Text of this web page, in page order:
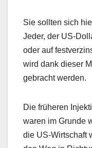
Sie sollten sich
Jeder, der US-
oder auf
wird dank dieser
gebracht werden.
Die früheren
waren im Grunde
die US-Wirtschaft